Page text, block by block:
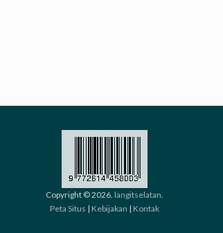
Copyright © 2026. langitselatan
Peta Situs | Kebijakan | Kontak